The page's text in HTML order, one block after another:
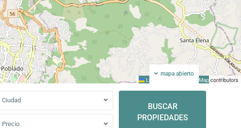
Leaflet OpenStreetMapcontributors
mapa abierto
Ciudad
Precio
BUSCAR
PROPIEDADES